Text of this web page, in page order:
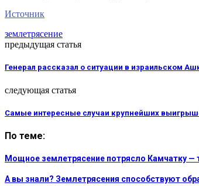
Источник
землетрясение
предыдущая статья
Генерал рассказал о ситуации в израильском
следующая статья
Самые интересные случаи крупнейших
По теме:
Мощное землетрясение потрясло Камчатку —
А вы знали? Землетрясения способствуют